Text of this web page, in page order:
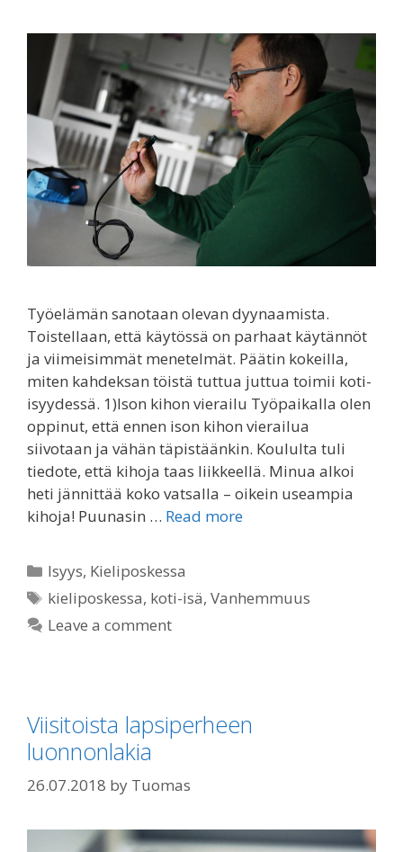
Työelämän sanotaan olevan dyynaamista.
Toistellaan, että käytössä on parhaat käytännöt
ja viimeisimmät menetelmät. Päätin kokeilla,
miten kahdeksan töistä tuttua juttua toimii koti-
isyydessä. 1)Ison kihon vierailu Työpaikalla olen
oppinut, että ennen ison kihon vierailua
siivotaan ja vähän täpistäänkin. Koululta tuli
tiedote, että kihoja taas liikkeellä. Minua alkoi
heti jännittää koko vatsalla – oikein useampia
kihoja! Puunasin … Read more
Categories
Isyys, Kieliposkessa
Tags
kieliposkessa, koti-isä,Vanhemmuus
Leave a comment
Viisitoista lapsiperheen
luonnonlakia
26.07.2018 by Tuomas